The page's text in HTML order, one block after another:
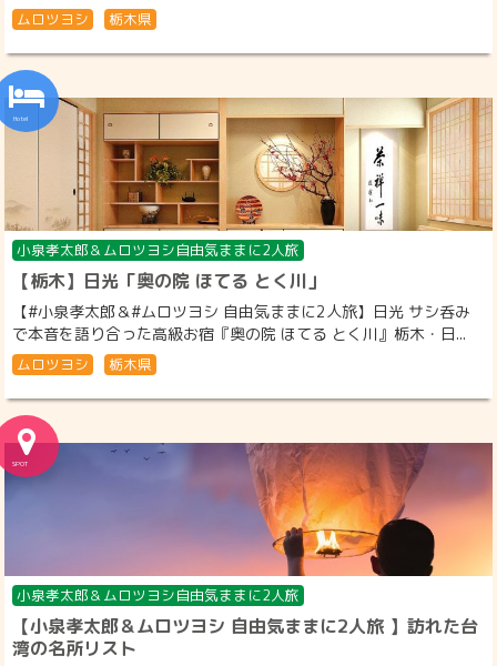
ムロツヨシ 栃木県
小泉孝太郎＆ムロツヨシ自由気ままに2人旅
【栃木】日光「奥の院 ほてる とく川」
【#小泉孝太郎＆#ムロツヨシ 自由気ままに2人旅】日光 サシ呑み
で本音を語り合った高級お宿『奥の院 ほてる とく川』栃木・日...
ムロツヨシ 栃木県
小泉孝太郎＆ムロツヨシ自由気ままに2人旅
【小泉孝太郎＆ムロツヨシ 自由気ままに2人旅 】訪れた台
湾の名所リスト